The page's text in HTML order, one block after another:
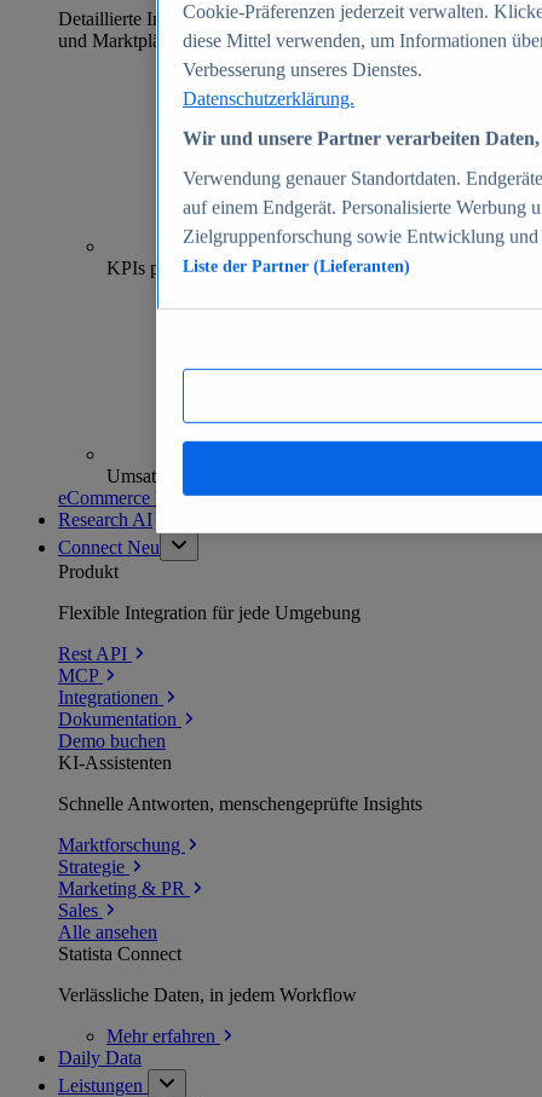
Detaillierte Informationen zu mehr als 39.000 Online-Shops
und Marktplätzen
70+
KPIs pro Shop
Umsatzanalysen und -prognosen
eCommerce Insights entdecken
Research AI
Connect Neu
Produkt
Flexible Integration für jede Umgebung
Rest API
MCP
Integrationen
Dokumentation
Demo buchen
KI-Assistenten
Schnelle Antworten, menschengeprüfte Insights
Marktforschung
Strategie
Marketing & PR
Sales
Alle ansehen
Statista Connect
Verlässliche Daten, in jedem Workflow
Mehrerfahren
Daily Data
Leistungen
Cookie-Präferenzen jederzeit verwalten.
diese Mittel verwenden, um Informationen
Verbesserung unseres Dienstes.
Datenschutzerklärung.
Wir und unsere Partner verarbeiten
Verwendung genauer Standortdaten.
auf einem Endgerät. Personalisierte Werbung
Zielgruppenforschung sowie Entwicklung
Liste der Partner (Lieferanten)